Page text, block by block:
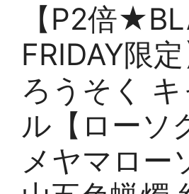
【P2倍
FRIDAY限
ろうそく キ
ル【ローソ
メヤマロー